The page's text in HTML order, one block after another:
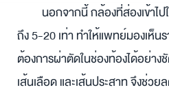
นอกจากนี้ กล้องที่ส่องเข้าไ
ถึง 5-20 เท่า ทำให้แพทย์มองเห็น
ต้องการผ่าตัดในช่องท้องได้อย่าง
เส้นเลือด และเส้นประสาท จึงช่ว